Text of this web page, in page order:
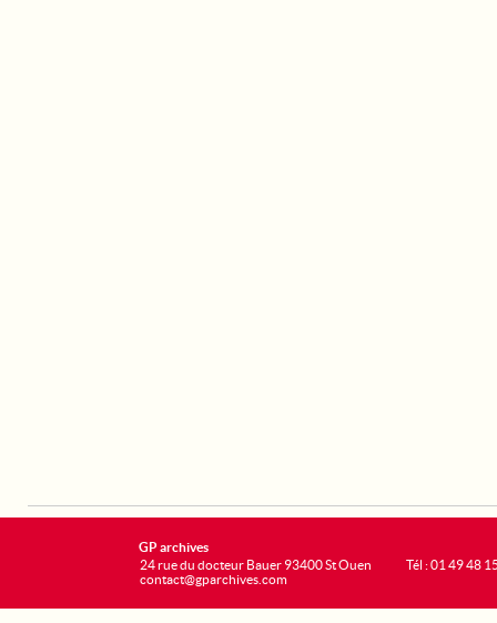
GP archives
24 rue du docteur Bauer 93400 St Ouen
contact@gparchives.com
Tél : 01 49 48